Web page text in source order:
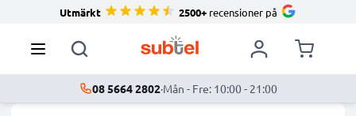
Utmärkt 2500+ recensioner på
08 5664 2802·Mån - Fre: 10:00 - 21:00